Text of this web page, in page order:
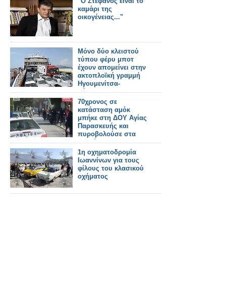
καμάρι της
οικογένειας..."
Mόνο δύο κλειστού
τύπου φέρυ μποτ
έχουν απομείνει στην
ακτοπλοϊκή γραμμή
Ηγουμενίτσα-
Κέρκυρα!
70χρονος σε
κατάσταση αμόκ
μπήκε στη ΔΟΥ Αγίας
Παρασκευής και
πυροβολούσε στα
τυφλά !!!
1η οχηματοδρομία
Ιωαννίνων για τους
φίλους του κλασικού
οχήματος